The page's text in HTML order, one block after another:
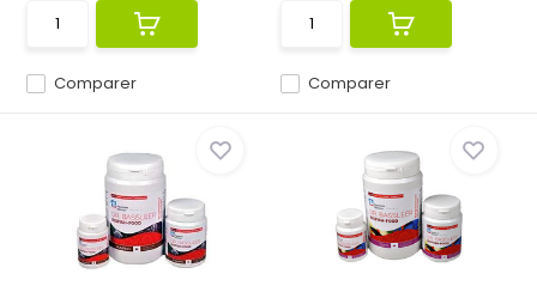
Comparer Comparer